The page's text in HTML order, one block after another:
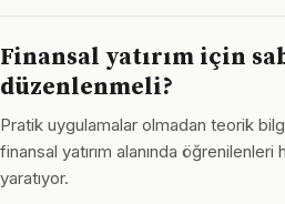
Finansal yatırım için
düzenlenmeli?
Pratik uygulamalar olmadan teorik
finansal yatırım alanında
yaratıyor.